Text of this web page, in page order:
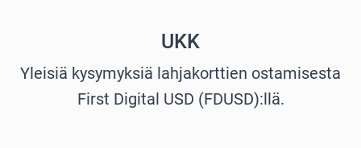
UKK
Yleisiä kysymyksiä lahjakorttien ostamisesta
First Digital USD (FDUSD):llä.